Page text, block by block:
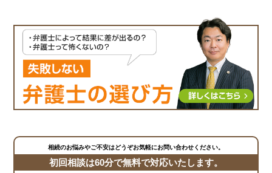
相続のお悩みやご不安はどうぞお気軽にお問い合わせください。
初回相談は60分で無料で対応いたします。